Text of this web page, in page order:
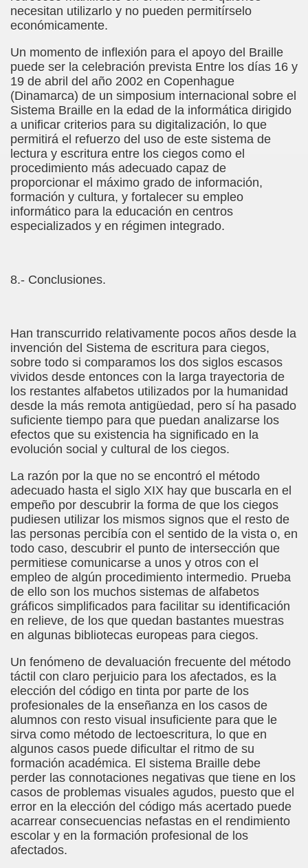
necesitan utilizarlo y no pueden permitírselo
económicamente.
Un momento de inflexión para el apoyo del Braille
puede ser la celebración prevista Entre los días 16 y
19 de abril del año 2002 en Copenhague
(Dinamarca) de un simposium internacional sobre el
Sistema Braille en la edad de la informática dirigido
a unificar criterios para su digitalización, lo que
permitirá el refuerzo del uso de este sistema de
lectura y escritura entre los ciegos como el
procedimiento más adecuado capaz de
proporcionar el máximo grado de información,
formación y cultura, y fortalecer su empleo
informático para la educación en centros
especializados y en régimen integrado.
8.- Conclusiones.
Han transcurrido relativamente pocos años desde la
invención del Sistema de escritura para ciegos,
sobre todo si comparamos los dos siglos escasos
vividos desde entonces con la larga trayectoria de
los restantes alfabetos utilizados por la humanidad
desde la más remota antigüedad, pero sí ha pasado
suficiente tiempo para que puedan analizarse los
efectos que su existencia ha significado en la
evolución social y cultural de los ciegos.
La razón por la que no se encontró el método
adecuado hasta el siglo XIX hay que buscarla en el
empeño por descubrir la forma de que los ciegos
pudiesen utilizar los mismos signos que el resto de
las personas percibía con el sentido de la vista o, en
todo caso, descubrir el punto de intersección que
permitiese comunicarse a unos y otros con el
empleo de algún procedimiento intermedio. Prueba
de ello son los muchos sistemas de alfabetos
gráficos simplificados para facilitar su identificación
en relieve, de los que quedan bastantes muestras
en algunas bibliotecas europeas para ciegos.
Un fenómeno de devaluación frecuente del método
táctil con claro perjuicio para los afectados, es la
elección del código en tinta por parte de los
profesionales de la enseñanza en los casos de
alumnos con resto visual insuficiente para que le
sirva como método de lectoescritura, lo que en
algunos casos puede dificultar el ritmo de su
formación académica. El sistema Braille debe
perder las connotaciones negativas que tiene en los
casos de problemas visuales agudos, puesto que el
error en la elección del código más acertado puede
acarrear consecuencias nefastas en el rendimiento
escolar y en la formación profesional de los
afectados.
(José Luis Castillo Puche)
Suple con Buenas Voces (Fermín Tamayo)
Uribe)
Hierro)
García)
Coger Polvo (Mar Paredes)
García Pavón)
Clarín)
Rojas González)
Casino)
Martínez)
Martínez)
Casino)
Superficie (Ximo González Sospedra)
(Antonio Pareja Serrada)
Fabre)